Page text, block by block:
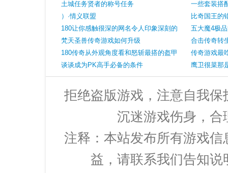
土城任务贤者的称号任务
）·情义联盟
180让你感触很深的网名令人印象深刻的
昵称
梵天圣兽传奇游戏如何升级
180传奇从外观角度看和怒斩最搭的盔甲
有三件最后一件很稀有
谈谈成为PK高手必备的条件
一些套装搭
比奇国王的
五大魔4极
合击传奇转
传奇游戏最
鹰卫很菜那
拒绝盗版游戏，注意自我
沉迷游戏伤身，合
注释：本站发布所有游戏
益，请联系我们告知